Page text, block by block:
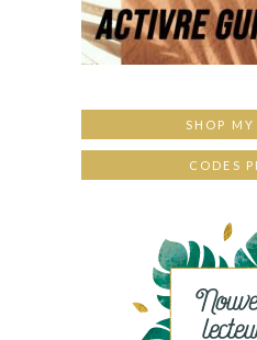
SHOP MY
CODES